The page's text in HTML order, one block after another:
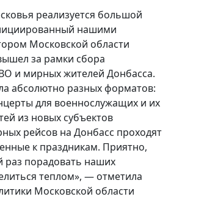
реализуется большой
нашими
Московской области
за рамки сбора
и мирных жителей Донбасса.
абсолютно разных форматов:
для военнослужащих и их
из новых субъектов
рейсов на Донбасс проходят
к праздникам. Приятно,
раз порадовать наших
теплом», — отметила
Московской области